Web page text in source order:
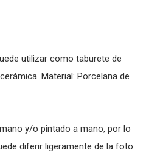
utilizar como taburete de
Material: Porcelana de
y/o pintado a mano, por lo
diferir ligeramente de la foto